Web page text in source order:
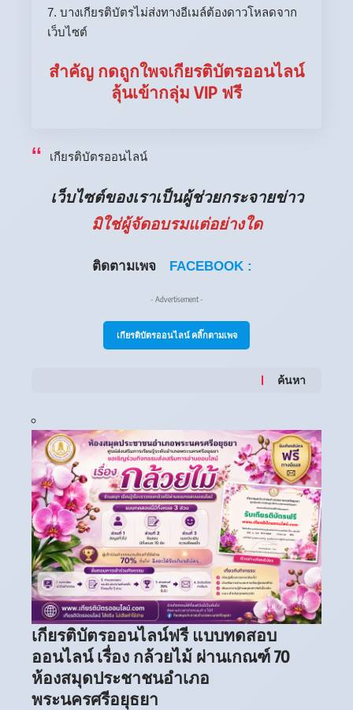
7. บางเกียรติบัตรไม่ส่งทางอีเมล์ต้องดาวโหลดจาก
เว็บไซต์
สำคัญ กดถูกใพจเกียรติบัตรออนไลน์
ลุ้นเข้ากลุ่ม VIP ฟรี
เกียรติบัตรออนไลน์
เว็บไซต์ของเราเป็นผู้ช่วยกระจายข่าว
มิใช่ผู้จัดอบรมแต่อย่างใด
ติดตามเพจ FACEBOOK :
- Advertisement -
เกียรติบัตรออนไลน์ คลิ๊กตามเพจ
ค้นหา
เกียรติบัตรออนไลน์ฟรี แบบทดสอบ
ออนไลน์ เรื่อง กล้วยไม้ ผ่านเกณฑ์ 70
ห้องสมุดประชาชนอำเภอ
พระนครศรีอยุธยา